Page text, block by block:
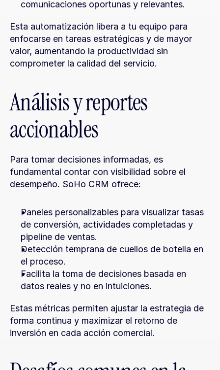
comunicaciones oportunas y relevantes.
Esta automatización libera a tu equipo para
enfocarse en tareas estratégicas y de mayor
valor, aumentando la productividad sin
comprometer la calidad del servicio.
Análisis y reportes
accionables
Para tomar decisiones informadas, es
fundamental contar con visibilidad sobre el
desempeño. SoHo CRM ofrece:
Paneles personalizables para visualizar tasas
de conversión, actividades completadas y
pipeline de ventas.
Detección temprana de cuellos de botella en
el proceso.
Facilita la toma de decisiones basada en
datos reales y no en intuiciones.
Estas métricas permiten ajustar la estrategia de
forma continua y maximizar el retorno de
inversión en cada acción comercial.